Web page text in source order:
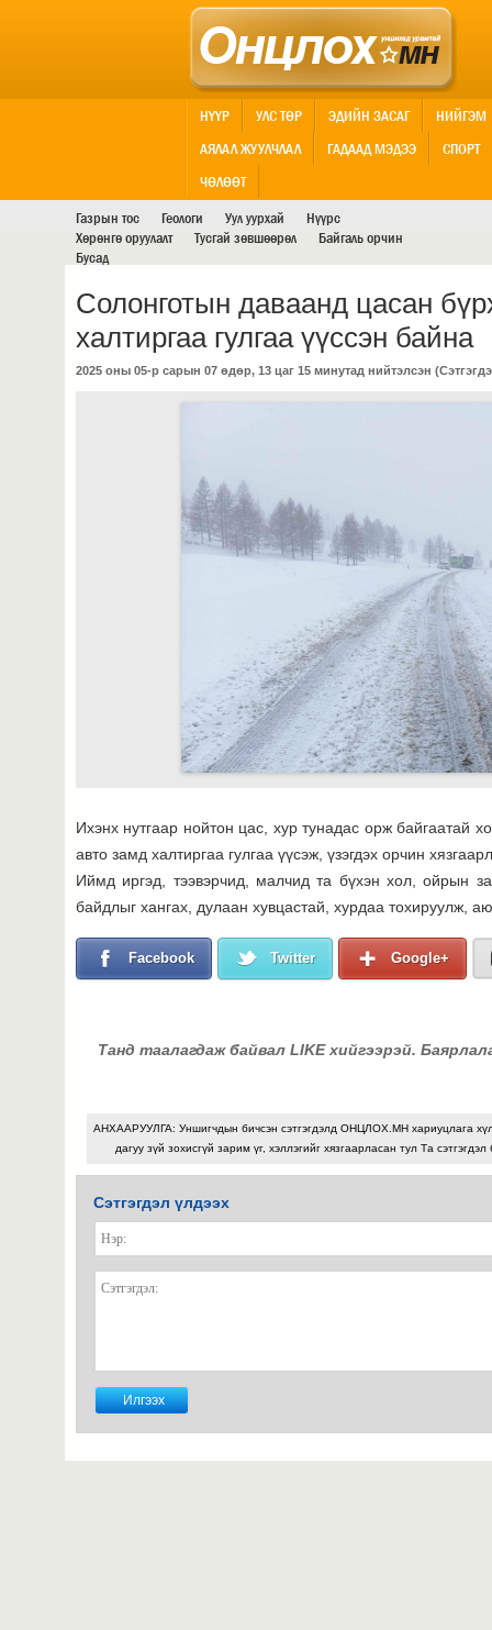
АШИГТ МАЛТМАЛ
НҮҮР УЛС ТӨР ЭДИЙН ЗАСАГ
НИЙГЭМ
АЯЛАЛ ЖУУЛЧЛАЛ
ГАДААД МЭДЭЭ
СПОРТ
ЧӨЛӨӨТ
Газрын тос
Геологи Уул уурхай
Нүүрс
Хөрөнгө оруулалт
Тусгай зөвшөөрөл
Байгаль орчин
Бусад
Солонготын даваанд цасан
халтиргаа гулгаа үүссэн байна
2025 оны 05-р сарын 07 өдөр, 13 цаг 15 минутад нийтэлсэн (
Ихэнх нутгаар нойтон цас, хур тунадас орж байгаатай
авто замд халтиргаа гулгаа үүсэж, үзэгдэх орчин
Иймд иргэд, тээвэрчид, малчид та бүхэн хол, ойрын
байдлыг хангах, дулаан хувцастай, хурдаа тохируулж,
Facebook Twitter Google+
Танд таалагдаж байвал LIKE хийгээрэй.
АНХААРУУЛГА: Уншигчдын бичсэн сэтгэгдэлд ОНЦЛОХ.МН хариуцлага
дагуу зүй зохисгүй зарим үг, хэллэгийг хязгаарласан тул Та
Сэтгэгдэл үлдээх